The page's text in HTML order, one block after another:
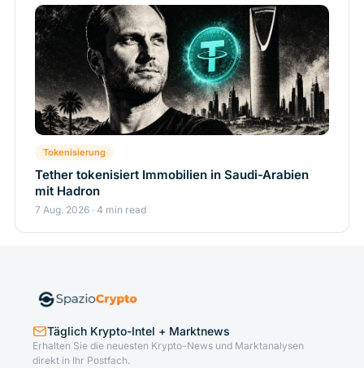
Tokenisierung
Tether tokenisiert Immobilien in Saudi-Arabien
mit Hadron
7 Aug. 2026 · 4 min read
Täglich Krypto-Intel + Marktnews
Erhalten Sie die neuesten Krypto-News und Marktanalysen
direkt in Ihr Postfach.